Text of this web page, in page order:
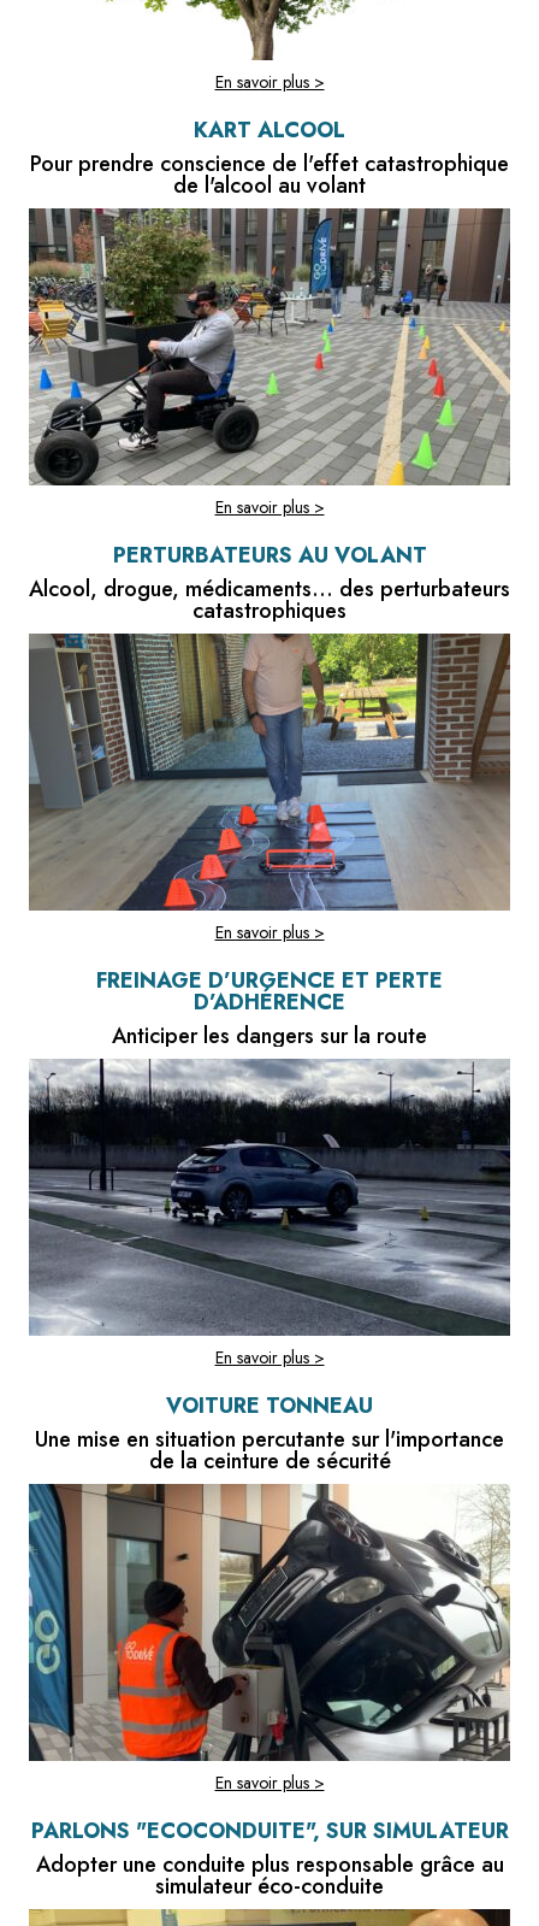
En savoir plus >
KART ALCOOL
Pour prendre conscience de l'effet catastrophique
de l'alcool au volant
En savoir plus >
PERTURBATEURS AU VOLANT
Alcool, drogue, médicaments... des perturbateurs
catastrophiques
En savoir plus >
FREINAGE D’URGENCE ET PERTE
D’ADHÉRENCE
Anticiper les dangers sur la route
En savoir plus >
VOITURE TONNEAU
Une mise en situation percutante sur l'importance
de la ceinture de sécurité
En savoir plus >
PARLONS "ECOCONDUITE", SUR SIMULATEUR
Adopter une conduite plus responsable grâce au
simulateur éco-conduite